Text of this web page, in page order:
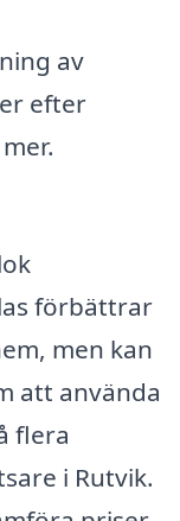
av
efter
förbättrar
men kan
att använda
flera
i Rutvik.